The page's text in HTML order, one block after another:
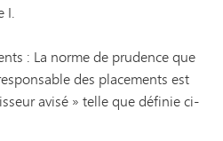
I.
: La norme de prudence que
des placements est
avisé » telle que définie ci-